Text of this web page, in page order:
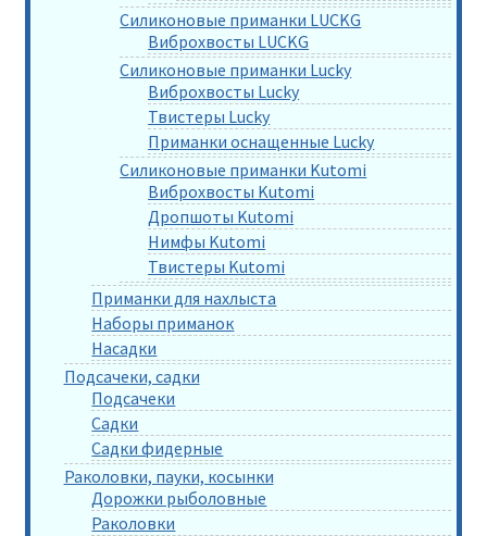
Силиконовые приманки LUCKG
Виброхвосты LUCKG
Силиконовые приманки Lucky
Виброхвосты Lucky
Твистеры Lucky
Приманки оснащенные Lucky
Силиконовые приманки Kutomi
Виброхвосты Kutomi
Дропшоты Kutomi
Нимфы Kutomi
Твистеры Kutomi
Приманки для нахлыста
Наборы приманок
Насадки
Подсачеки, садки
Подсачеки
Садки
Садки фидерные
Раколовки, пауки, косынки
Дорожки рыболовные
Раколовки